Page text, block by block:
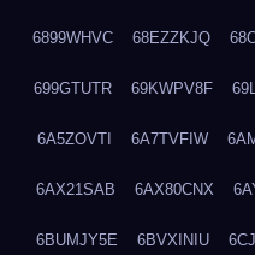
6899WHVC 68EZZKJQ
699GTUTR 69KWPV8F
6A5ZOVTI 6A7TVFIW
6AX21SAB 6AX80CNX
6BUMJY5E 6BVXINIU